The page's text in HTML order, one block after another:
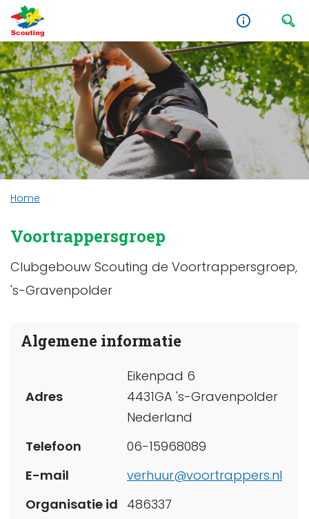
Home
Voortrappersgroep
Clubgebouw Scouting de Voortrappersgroep,
's-Gravenpolder
Algemene informatie
Adres
Eikenpad 6
4431GA 's-Gravenpolder
Nederland
Telefoon
06-15968089
E-mail
verhuur@voortrappers.nl
Organisatie id 486337